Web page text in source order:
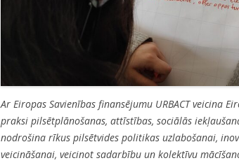
Ar Eiropas Savienības finansējumu URBACT veicina
praksi pilsētplānošanas, attīstības, sociālās
nodrošina rīkus pilsētvides politikas uzlabošanai,
veicināšanai, veicinot sadarbību un kolektīvu